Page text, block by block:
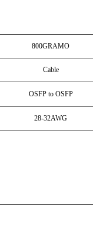
800GRAMO
Cable
OSFP to OSFP
28-32AWG